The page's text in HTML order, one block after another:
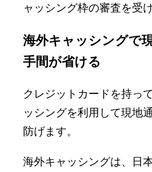
ャッシング枠の審査を受
海外キャッシングで
手間が省ける
クレジットカードを持っ
ッシングを利用して現地
防げます。
海外キャッシングは、日